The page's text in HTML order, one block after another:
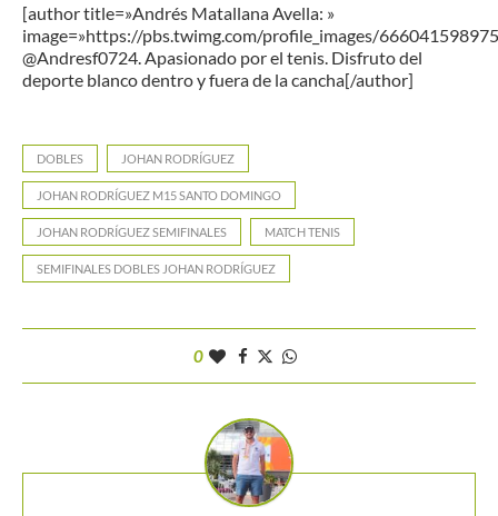
[author title=»Andrés Matallana Avella: »
image=»https://pbs.twimg.com/profile_images/
@Andresf0724. Apasionado por el tenis. Disfruto del
deporte blanco dentro y fuera de la cancha[/author]
DOBLES JOHAN RODRÍGUEZ
JOHAN RODRÍGUEZ M15 SANTO DOMINGO
JOHAN RODRÍGUEZ SEMIFINALES MATCH TENIS
SEMIFINALES DOBLES JOHAN RODRÍGUEZ
0